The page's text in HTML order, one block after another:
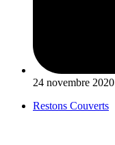
24 novembre 2020
Restons Couverts